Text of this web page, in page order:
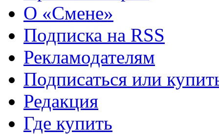
О «Смене»
Подписка на RSS
Рекламодателям
Подписаться или
Редакция
Где купить